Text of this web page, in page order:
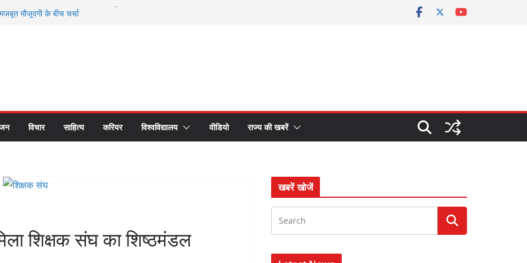
2026 में Elon Musk की अनुपस्थिति से
मौजूदगी के बीच चर्चा
लोक अदालत के प्रचार प्रसार के लिए रथ रवाना
सीएस डॉ. राजकुमार चौधरी ने किया सम्मान
विचार साहित्य करियर विश्वविद्यालय वीडियो राज्य की खबरें
शिक्षक संघ का शिष्ठमंडल
खबरें खोजें